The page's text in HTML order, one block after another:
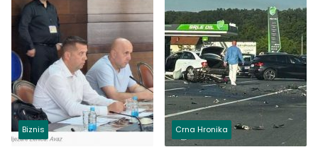
Biznis Crna Hronika